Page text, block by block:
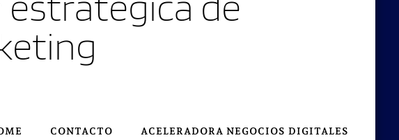
CONTACTO ACELERADORA NEGOCIOS DIGITALES